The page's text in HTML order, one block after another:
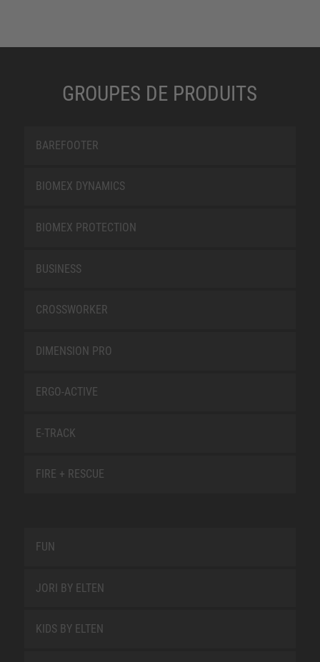
GROUPES DE PRODUITS
BAREFOOTER
BIOMEX DYNAMICS
BIOMEX PROTECTION
BUSINESS
CROSSWORKER
DIMENSION PRO
ERGO-ACTIVE
E-TRACK
FIRE + RESCUE
FUN
JORI BY ELTEN
KIDS BY ELTEN